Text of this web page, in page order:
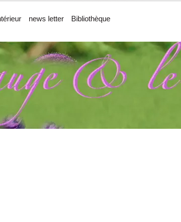
news letter Bibliothèque